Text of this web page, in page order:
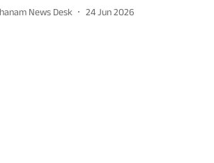
News Desk 24 Jun 2026